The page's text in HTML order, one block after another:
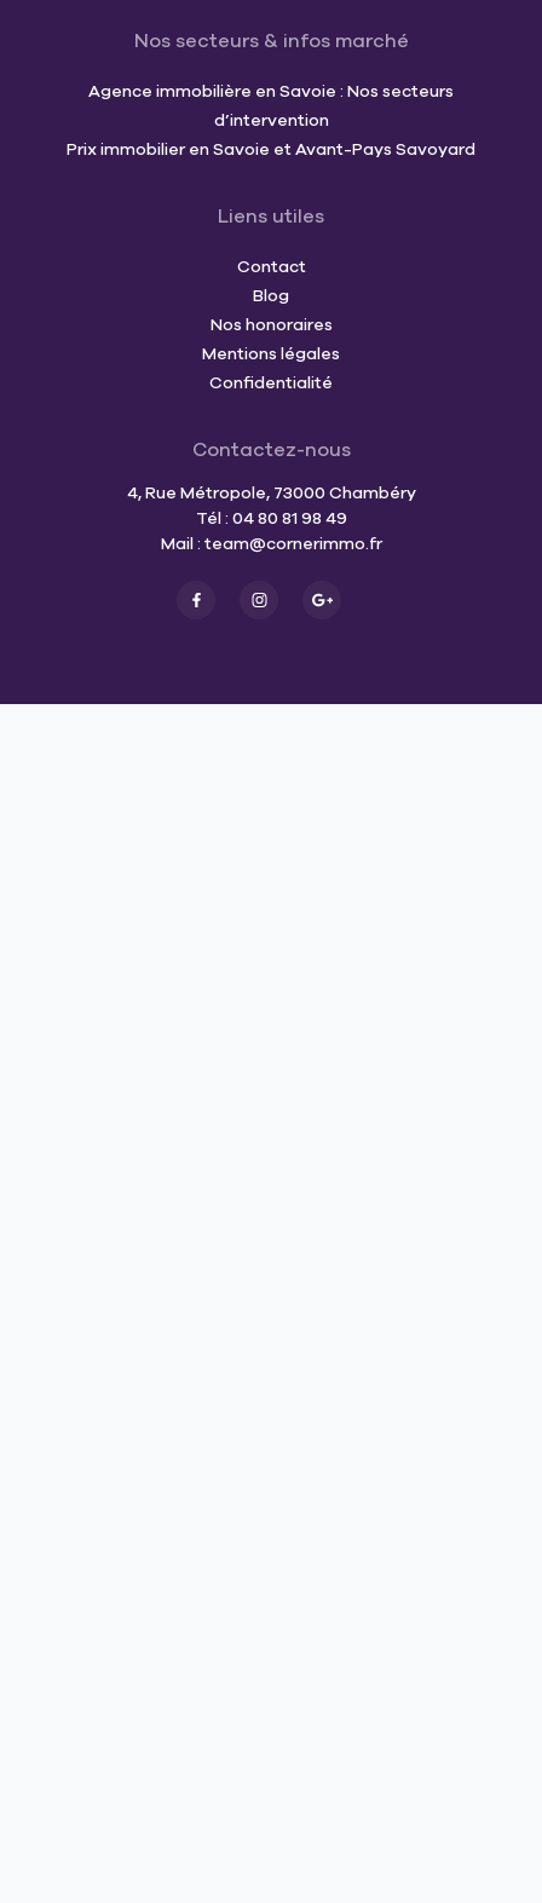
Nos secteurs & infos marché
Agence immobilière en Savoie : Nos secteurs
d’intervention
Prix immobilier en Savoie et Avant-Pays Savoyard
Liens utiles
Contact
Blog
Nos honoraires
Mentions légales
Confidentialité
Contactez-nous
4, Rue Métropole, 73000 Chambéry
Tél : 04 80 81 98 49
Mail : team@cornerimmo.fr